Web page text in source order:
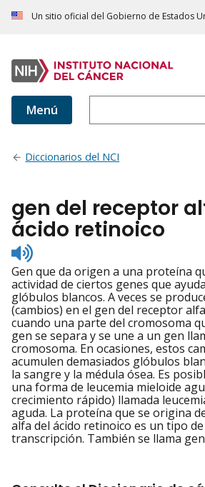
Un sitio oficial del Gobierno de Estados
Menú
Diccionarios del NCI
gen del receptor
ácido retinoico
Listen
to
pronunciation
Gen que da origen a una proteína
actividad de ciertos genes que
glóbulos blancos. A veces se
(cambios) en el gen del receptor
cuando una parte del cromosoma
gen se separa y se une a un gen
cromosoma. En ocasiones, estos
acumulen demasiados glóbulos
la sangre y la médula ósea. Es
una forma de leucemia mieloide
crecimiento rápido) llamada
aguda. La proteína que se origina
alfa del ácido retinoico es un tipo
transcripción. También se llama gen